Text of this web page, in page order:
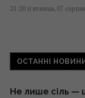
21:20 п'ятниця, 07
Коломойського,
проблеми зі
ОСТАННІ НОВИНИ
Не лише сіль —